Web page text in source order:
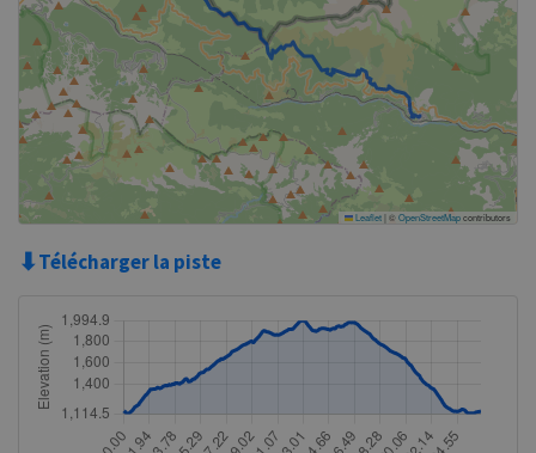
Leaflet| ©OpenStreetMapcontributors
⬇Télécharger la piste